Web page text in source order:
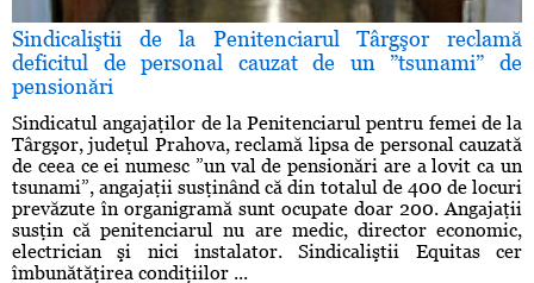
Sindicaliştii de la Penitenciarul Târgşor reclamă
deficitul de personal cauzat de un ”tsunami” de
pensionări
Sindicatul angajaţilor de la Penitenciarul pentru femei de la
Târgşor, judeţul Prahova, reclamă lipsa de personal cauzată
de ceea ce ei numesc ”un val de pensionări are a lovit ca un
tsunami”, angajaţii susţinând că din totalul de 400 de locuri
prevăzute în organigramă sunt ocupate doar 200. Angajaţii
susţin că penitenciarul nu are medic, director economic,
electrician şi nici instalator. Sindicaliştii Equitas cer
îmbunătăţirea condiţiilor ...